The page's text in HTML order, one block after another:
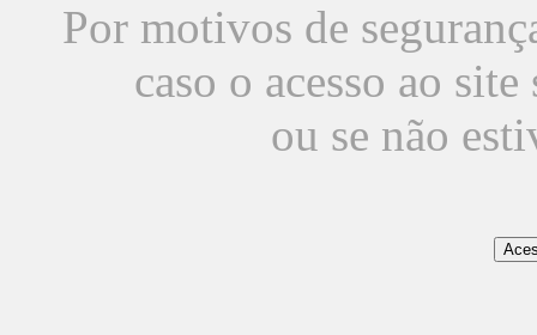
Por motivos de
caso o acesso ao
ou se não